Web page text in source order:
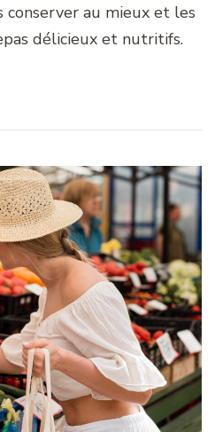
conserver au mieux et les
délicieux et nutritifs.